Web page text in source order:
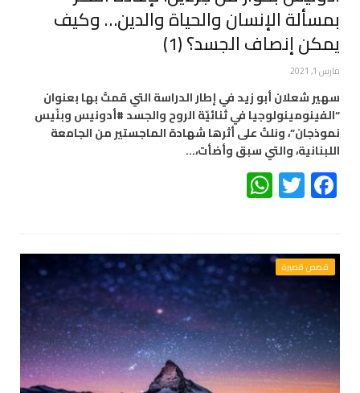
بمسألة الإنسان والحياة والدين… وكيف
يمكن إنصاف الجسد؟ (1)
مارس 1, 2021
سهير شعلان أبو زيد في إطار الدراسة التي قمتُ بها بعنوان
“الفينومينولوجيا في ثنائيّة الروح والجسد #أدونيس وبنّيس
نموذجان”، ونلتُ على أثرها شهادة الماجستير من الجامعة
اللبنانية، والتي سبق وأضأت،…
Facebook
Twitter
قصص قصيرة